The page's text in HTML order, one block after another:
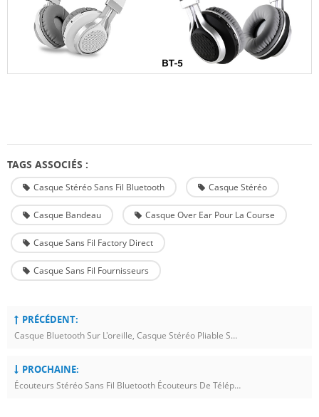
TAGS ASSOCIÉS :
Casque Stéréo Sans Fil Bluetooth Casque Stéréo
Casque Bandeau Casque Over Ear Pour La Course
Casque Sans Fil Factory Direct
Casque Sans Fil Fournisseurs
PRÉCÉDENT:
Casque Bluetooth Sur L'oreille, Casque Stéréo Pliable Sans Fil Avec Microphone
PROCHAINE:
Écouteurs Stéréo Sans Fil Bluetooth Écouteurs De Téléphone Portable Avec Micro